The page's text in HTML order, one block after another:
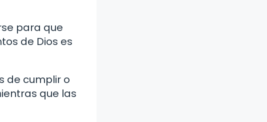
para que
de Dios es
de cumplir o
que las